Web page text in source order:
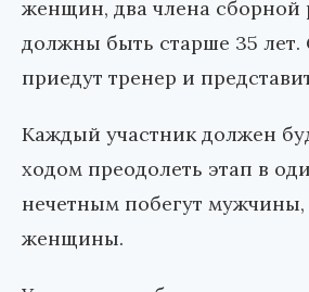
женщин, два члена сборной
должны быть старше 35
приедут тренер и
Каждый участник должен
ходом преодолеть этап в
нечетным побегут
женщины.